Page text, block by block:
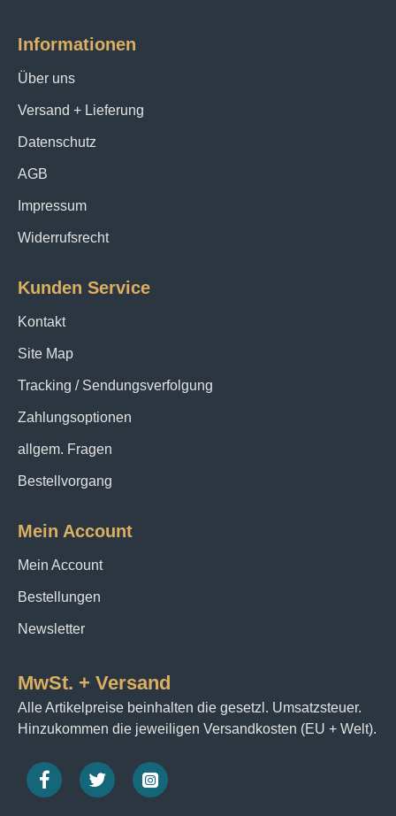
Informationen
Über uns
Versand + Lieferung
Datenschutz
AGB
Impressum
Widerrufsrecht
Kunden Service
Kontakt
Site Map
Tracking / Sendungsverfolgung
Zahlungsoptionen
allgem. Fragen
Bestellvorgang
Mein Account
Mein Account
Bestellungen
Newsletter
MwSt. + Versand
Alle Artikelpreise beinhalten die gesetzl. Umsatzsteuer.
Hinzukommen die jeweiligen Versandkosten (EU + Welt).